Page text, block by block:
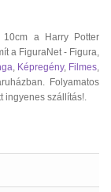
10cm a Harry Potter
a FiguraNet - Figura,
Képregény, Filmes
Folyamatos
ingyenes szállítás!.